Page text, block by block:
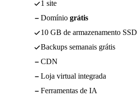
1 site
Domínio grátis
10 GB de armazenamento SSD
Backups semanais grátis
CDN
Loja virtual integrada
Ferramentas de IA